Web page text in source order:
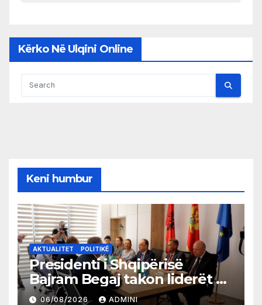
Kërko Në Ulqini Online
Keni humbur
AKTUALITET POLITIKË
Presidenti i Shqipërisë
Bajram Begaj takon liderët e
partive shqiptare në Ulqin
06/08/2026 ADMINI